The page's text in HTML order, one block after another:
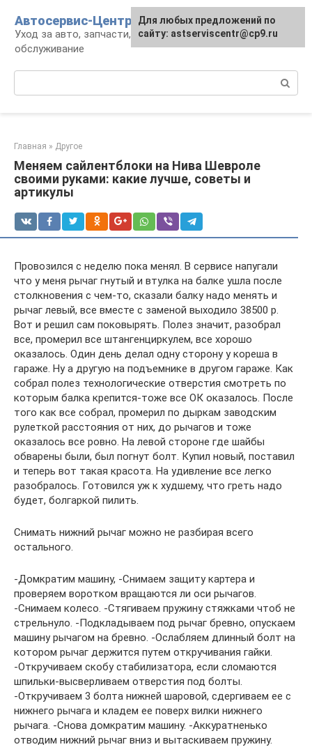
контенту
Автосервис-Центр
Уход за авто, запчасти, ремонт и
обслуживание
Главная » Другое
Меняем сайлентблоки на Нива Шевроле
своими руками: какие лучше, советы и
артикулы
Провозился с неделю пока менял. В сервисе напугали
что у меня рычаг гнутый и втулка на балке ушла после
столкновения с чем-то, сказали балку надо менять и
рычаг левый, все вместе с заменой выходило 38500 р.
Вот и решил сам поковырять. Полез значит, разобрал
все, промерил все штангенциркулем, все хорошо
оказалось. Один день делал одну сторону у кореша в
гараже. Ну а другую на подъемнике в другом гараже. Как
собрал полез технологические отверстия смотреть по
которым балка крепится-тоже все ОК оказалось. После
того как все собрал, промерил по дыркам заводским
рулеткой расстояния от них, до рычагов и тоже
оказалось все ровно. На левой стороне где шайбы
обварены были, был погнут болт. Купил новый, поставил
и теперь вот такая красота. На удивление все легко
разобралось. Готовился уж к худшему, что греть надо
будет, болгаркой пилить.
Снимать нижний рычаг можно не разбирая всего
остального.
-Домкратим машину, -Снимаем защиту картера и
проверяем воротком вращаются ли оси рычагов.
-Снимаем колесо. -Стягиваем пружину стяжками чтоб не
стрельнуло. -Подкладываем под рычаг бревно, опускаем
машину рычагом на бревно. -Ослабляем длинный болт на
котором рычаг держится путем откручивания гайки.
-Откручиваем скобу стабилизатора, если сломаются
шпильки-высверливаем отверстия под болты.
-Откручиваем 3 болта нижней шаровой, сдергиваем ее с
нижнего рычага и кладем ее поверх вилки нижнего
рычага. -Снова домкратим машину. -Аккуратненько
отводим нижний рычаг вниз и вытаскиваем пружину.
Для любых предложений по
сайту: astserviscentr@cp9.ru